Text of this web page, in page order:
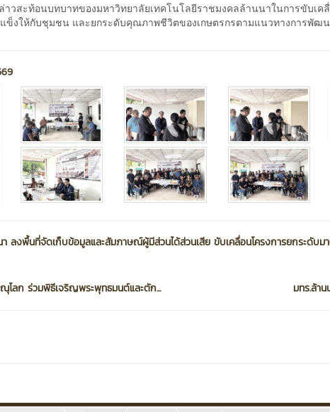
าวสะท้อนบทบาทของมหาวิทยาลัยเทคโนโลยีราชมงคลล้านนาในการขับเ
แข็งให้กับชุมชน และยกระดับคุณภาพชีวิตของเกษตรกรตามแนวทางการพัฒน
ลงพื้นที่จัดเก็บข้อมูลและสัมภาษณ์ผู้มีส่วนได้ส่วนเสีย ขับเคลื่อนโครงการยกระดับม
โลก ร่วมพิธีเจริญพระพุทธมนต์และตัก... มทร.ล้า